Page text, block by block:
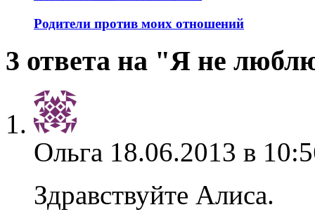
Родители против моих отношений
3 ответа на "Я не
Ольга 18.06.2013 в
Здравствуйте Алиса.